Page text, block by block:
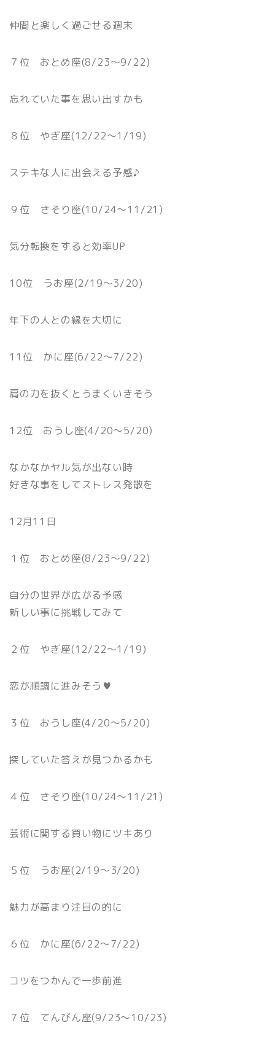
仲間と楽しく過ごせる週末
７位 おとめ座(8/23〜9/22)
忘れていた事を思い出すかも
８位 やぎ座(12/22〜1/19)
ステキな人に出会える予感♪
９位 さそり座(10/24〜11/21)
気分転換をすると効率UP
10位 うお座(2/19〜3/20)
年下の人との縁を大切に
11位 かに座(6/22〜7/22)
肩の力を抜くとうまくいきそう
12位 おうし座(4/20〜5/20)
なかなかヤル気が出ない時
好きな事をしてストレス発散を
12月11日
１位 おとめ座(8/23〜9/22)
自分の世界が広がる予感
新しい事に挑戦してみて
２位 やぎ座(12/22〜1/19)
恋が順調に進みそう♥
３位 おうし座(4/20〜5/20)
探していた答えが見つかるかも
４位 さそり座(10/24〜11/21)
芸術に関する買い物にツキあり
５位 うお座(2/19〜3/20)
魅力が高まり注目の的に
６位 かに座(6/22〜7/22)
コツをつかんで一歩前進
７位 てんびん座(9/23〜10/23)